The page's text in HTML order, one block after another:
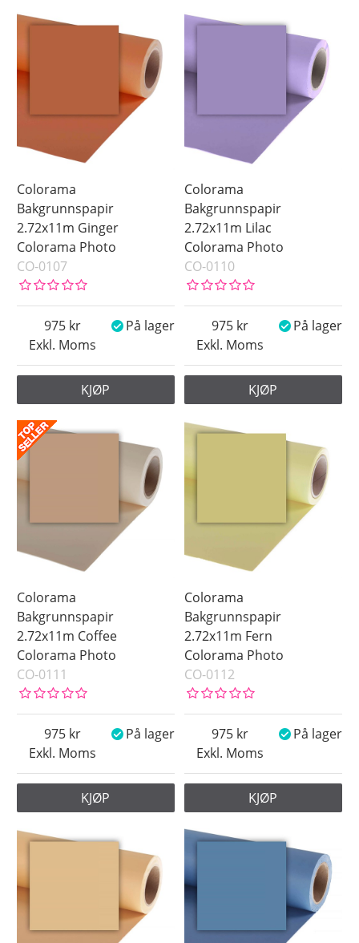
Colorama
Bakgrunnspapir
2.72x11m Ginger
Colorama Photo
CO-0107
Exkl. Moms
975 På lager
KJØP
Colorama
Bakgrunnspapir
2.72x11m Lilac
Colorama Photo
CO-0110
Exkl. Moms
975 På lager
KJØP
Colorama
Bakgrunnspapir
2.72x11m Coffee
Colorama Photo
CO-0111
Exkl. Moms
975 På lager
KJØP
Colorama
Bakgrunnspapir
2.72x11m Fern
Colorama Photo
CO-0112
Exkl. Moms
975 På lager
KJØP